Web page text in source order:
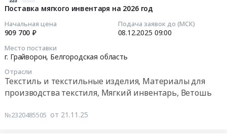
Поставка мягкого инвентаря на 2026 год
Начальная цена
909 700 ₽
Подача заявок до (МСК)
08.12.2025 09:00
Место поставки
г. Грайворон, Белгородская область
Отрасли
Текстиль и текстильные изделия, Материалы для
производства текстиля, Мягкий инвентарь, Ветошь
№2320485505 от 21.11.25